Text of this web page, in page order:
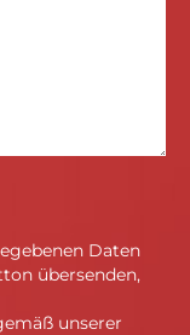
Daten
übersenden,
unserer